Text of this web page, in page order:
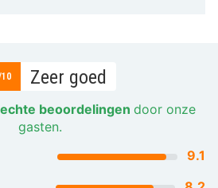
Zeer goed
beoordelingen door onze
gasten.
9.1